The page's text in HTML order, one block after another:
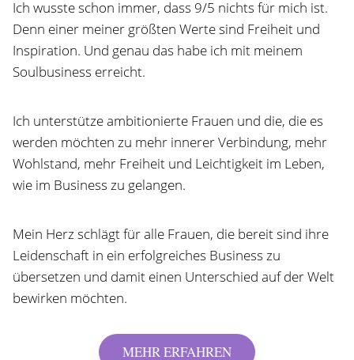
Ich wusste schon immer, dass 9/5 nichts für mich ist.
Denn einer meiner größten Werte sind Freiheit und
Inspiration. Und genau das habe ich mit meinem
Soulbusiness erreicht.
Ich unterstütze ambitionierte Frauen und die, die es
werden möchten zu mehr innerer Verbindung, mehr
Wohlstand, mehr Freiheit und Leichtigkeit im Leben,
wie im Business zu gelangen.
Mein Herz schlägt für alle Frauen, die bereit sind ihre
Leidenschaft in ein erfolgreiches Business zu
übersetzen und damit einen Unterschied auf der Welt
bewirken möchten.
MEHR ERFAHREN